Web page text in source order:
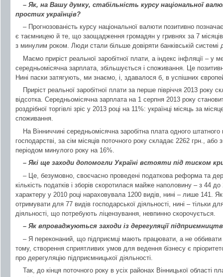
– Як, на Вашу думку, стабільність курсу національної
простих українців?
– Прогнозованість курсу національної валюти позитивно
є таємницею й те, що заощадження громадян у гривнях за 7 місяців
з минулим роком. Люди стали більше довіряти банківській системі
Маємо приріст реальної заробітної плати, а індекс інфляції – у
середньомісячна зарплата, збільшується і споживання. Це
Нині паски затягують, ми знаємо, і, здавалося б, в успішних
Приріст реальної заробітної плати за перше півріччя 2013 року
відсотка. Середньомісячна зарплата на 1 серпня 2013 року
роздрібної торгівлі зріс у 2013 році на 11%: українці місяць за
споживання.
На Вінниччині середньомісячна заробітна плата одного
господарстві, за сім місяців поточного року складає 2262 грн., або
періодом минулого року на 16%.
– Які ще заходи допомогли Україні встояти під тиском
– Це, безумовно, своєчасно проведені податкова реформа та
кількість податків і зборів скоротилася майже наполовину – з 44 до
характеру у 2010 році нараховувала 1200 видів, нині – лише 141.
отримувати для 77 видів господарської діяльності, нині – тільки
діяльності, що потребують ліцензування, невпинно скорочується.
– Як впроваджуються заходи із дерегуляції
– Я переконаний, що підприємці мають працювати, а не оббивати
тому, створення сприятливих умов для ведення бізнесу є
про дерегуляцію підприємницької діяльності.
Так, до кінця поточного року в усіх районах Вінницької області